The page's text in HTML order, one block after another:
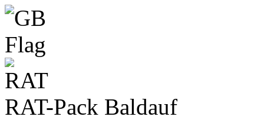
RAT-Pack Baldauf